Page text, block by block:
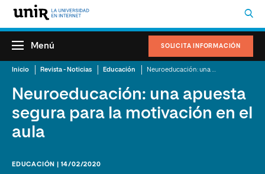
SOLICITA INFORMACIÓN
Menú
Inicio Revista - Noticias Educación
Neuroeducación: una apuesta
segura para la motivación en el
aula
EDUCACIÓN | 14/02/2020